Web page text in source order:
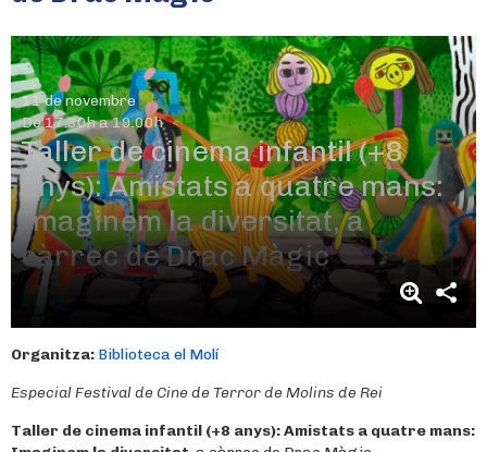
11 de novembre
De 17.30h a 19.00h
Taller de cinema infantil (+8
anys): Amistats a quatre mans:
Imaginem la diversitat, a
càrrec de Drac Màgic
Organitza: Biblioteca el Molí
Especial Festival de Cine de Terror de Molins de Rei
Taller de cinema infantil (+8 anys):Amistats a quatre mans: